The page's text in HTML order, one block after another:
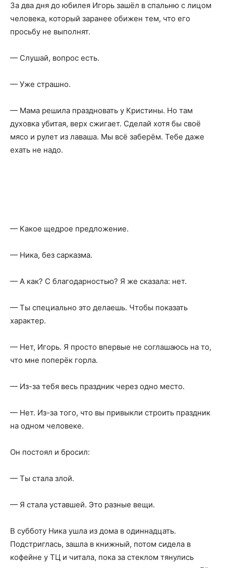
За два дня до юбилея Игорь зашёл в спальню с лицом
человека, который заранее обижен тем, что его
просьбу не выполнят.
— Слушай, вопрос есть.
— Уже страшно.
— Мама решила праздновать у Кристины. Но там
духовка убитая, верх сжигает. Сделай хотя бы своё
мясо и рулет из лаваша. Мы всё заберём. Тебе даже
ехать не надо.
— Какое щедрое предложение.
— Ника, без сарказма.
— А как? С благодарностью? Я же сказала: нет.
— Ты специально это делаешь. Чтобы показать
характер.
— Нет, Игорь. Я просто впервые не соглашаюсь на то,
что мне поперёк горла.
— Из-за тебя весь праздник через одно место.
— Нет. Из-за того, что вы привыкли строить праздник
на одном человеке.
Он постоял и бросил:
— Ты стала злой.
— Я стала уставшей. Это разные вещи.
В субботу Ника ушла из дома в одиннадцать.
Подстриглась, зашла в книжный, потом сидела в
кофейне у ТЦ и читала, пока за стеклом тянулись